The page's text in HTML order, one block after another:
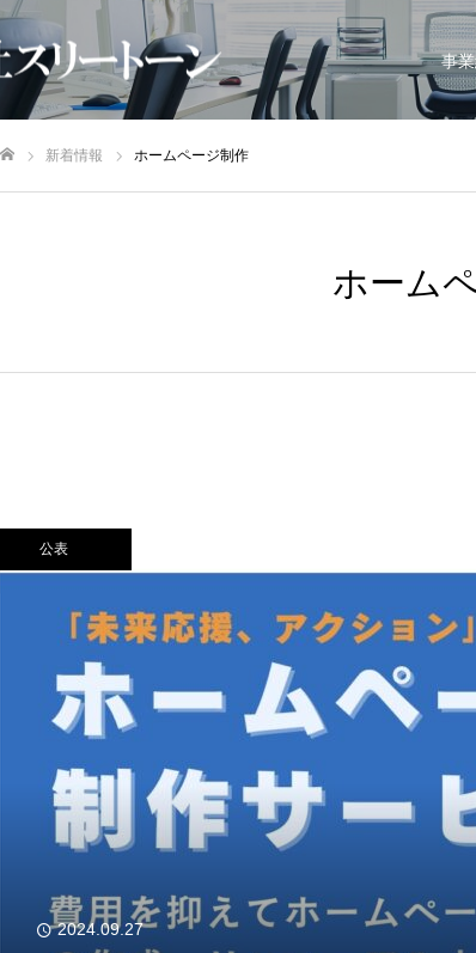
事
新着情報 ホームページ制作
ホーム
公表
2024.09.27